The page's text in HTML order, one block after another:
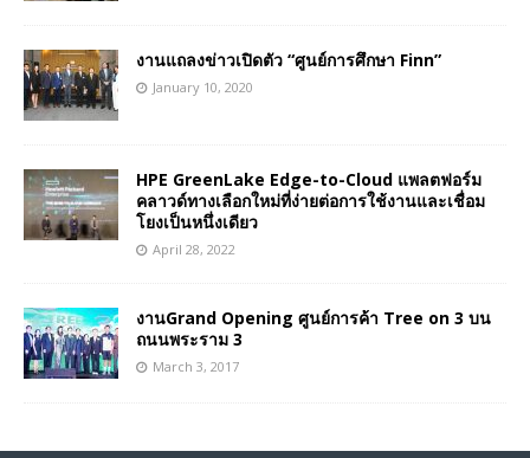
งานแถลงข่าวเปิดตัว “ศูนย์การศึกษา Finn”
January 10, 2020
HPE GreenLake Edge-to-Cloud แพลตฟอร์ม
คลาวด์ทางเลือกใหม่ที่ง่ายต่อการใช้งานและเชื่อม
โยงเป็นหนึ่งเดียว
April 28, 2022
งานGrand Opening ศูนย์การค้า Tree on 3 บน
ถนนพระราม 3
March 3, 2017